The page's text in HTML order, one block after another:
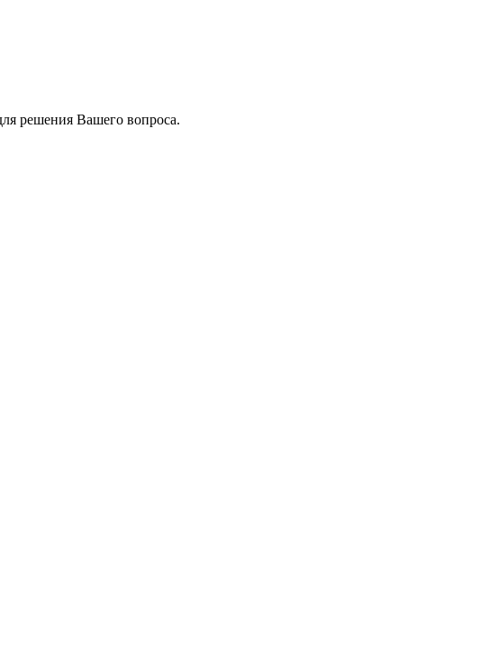
решения Вашего вопроса.